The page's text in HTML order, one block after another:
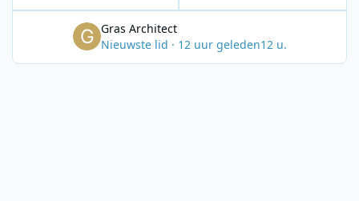
Gras Architect
Nieuwste lid · 12 uur geleden12 u.